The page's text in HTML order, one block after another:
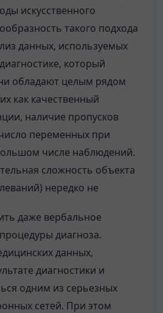
искусственного
такого подхода
данных, используемых
который
обладают целым рядом
как качественный
наличие пропусков
переменных при
числе наблюдений.
сложность объекта
нередко не
даже вербальное
диагноза.
данных,
диагностики и
одним из серьезных
сетей. При этом